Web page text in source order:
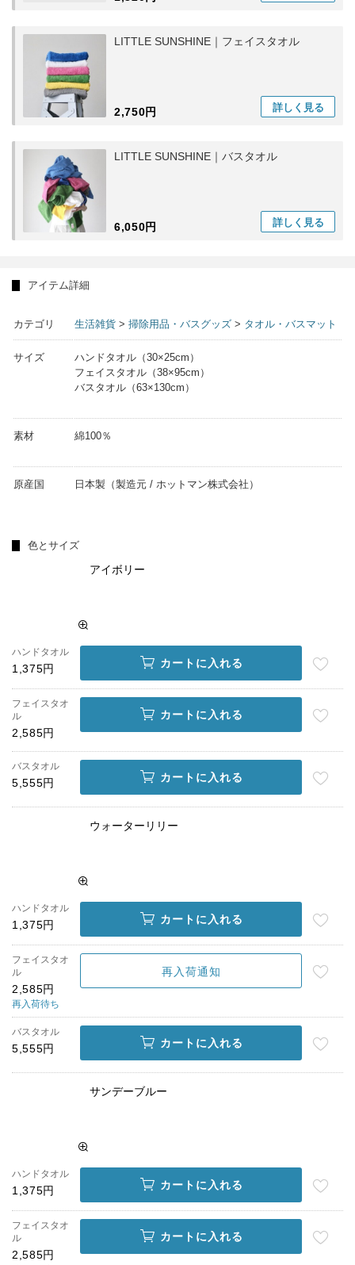
LITTLE SUNSHINE｜フェイスタオル
2,750円 詳しく 見る
LITTLE SUNSHINE｜バスタオル
6,050円 詳しく 見る
アイテム詳細
カテゴリ 生活雑貨 > 掃除用品・バスグッズ > タオル・バスマット
サイズ
ハンドタオル（30×25cm）
フェイスタオル（38×95cm）
バスタオル（63×130cm）
素材 綿100％
原産国 日本製（製造元 / ホットマン株式会社）
色とサイズ
アイボリー
ハンドタオル
1,375円 カートに入れる
フェイスタオ
ル
2,585円
カートに入れる
バスタオル
5,555円 カートに入れる
ウォーターリリー
ハンドタオル
1,375円 カートに入れる
フェイスタオ
ル
2,585円
再入荷待ち
再入荷通知
バスタオル
5,555円 カートに入れる
サンデーブルー
ハンドタオル
1,375円 カートに入れる
フェイスタオ
ル
2,585円
カートに入れる